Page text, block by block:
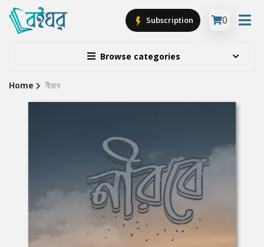
Browse categories
Subscription 0
Site
Home নীরবে